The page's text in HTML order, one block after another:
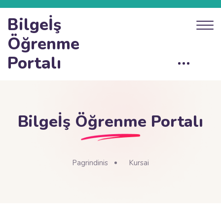
Bilgeİş
Öğrenme
Portalı
Bilgeİş Öğrenme Portalı
Pagrindinis Kursai